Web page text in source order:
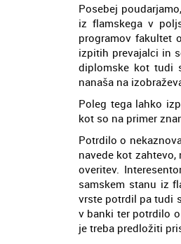
Posebej
iz flamskega v
programov fakultet
izpitih prevajalci in
diplomske kot tudi
nanaša na
Poleg tega lahko
kot so na primer
Potrdilo o
navede kot
overitev.
samskem stanu iz
vrste potrdil pa tudi
v banki ter potrdilo
je treba predložiti